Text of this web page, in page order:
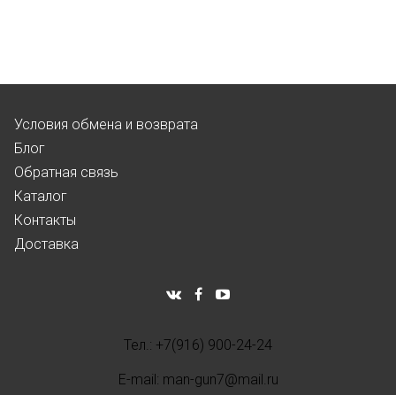
Условия обмена и возврата
Блог
Обратная связь
Каталог
Контакты
Доставка
Тел.: +7(916) 900-24-24
E-mail: man-gun7@mail.ru